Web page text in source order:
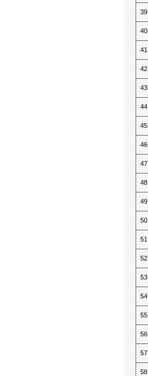
39
40
41
42
43
44
45
46
47
48
49
50
51
52
53
54
55
56
57
58